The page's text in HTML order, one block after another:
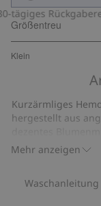
tägiges
Größentreu
Klein
von
22
Bewertungen
Mehr anzeigen
Kurzärmliges
hergestellt aus
Funktionaler
Hemd für Kinder,
Aus 100 %
Waschanleitung